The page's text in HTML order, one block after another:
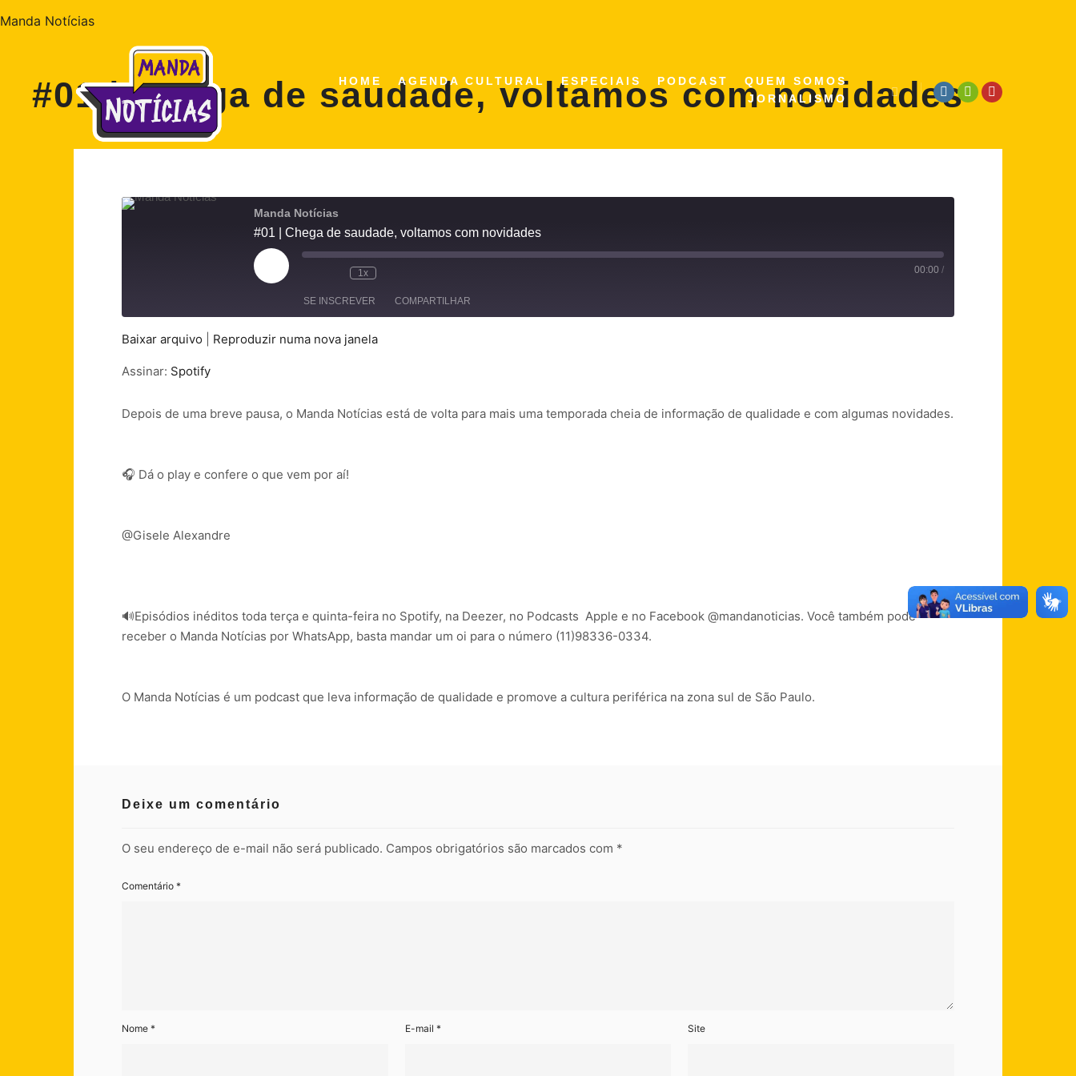
Manda Notícias
HOME AGENDA CULTURAL ESPECIAIS PODCAST
QUEM SOMOS
JORNALISMO
#01 | Chega de saudade, voltamos com novidades
Manda Notícias
#01 | Chega de saudade, voltamos com novidades
Reproduzir
episódio
1x 00:00 /
SE INSCREVER COMPARTILHAR
FEED RSS
COMPARTILHAR
INCORPORAR
Baixar arquivo Reproduzir numa nova janela
Assinar: Spotify
Depois de uma breve pausa, o Manda Notícias está de volta para mais uma temporada cheia de informação de qualidade e com algumas novidades.
🎧 Dá o play e confere o que vem por aí!
@Gisele Alexandre
🔊Episódios inéditos toda terça e quinta-feira no Spotify, na Deezer, no Podcasts Apple e no Facebook @mandanoticias. Você também pode
receber o Manda Notícias por WhatsApp, basta mandar um oi para o número (11)98336-0334.
O Manda Notícias é um podcast que leva informação de qualidade e promove a cultura periférica na zona sul de São Paulo.
Deixe um comentário
O seu endereço de e-mail não será publicado. Campos obrigatórios são marcados com *
Comentário *
Nome * E-mail * Site